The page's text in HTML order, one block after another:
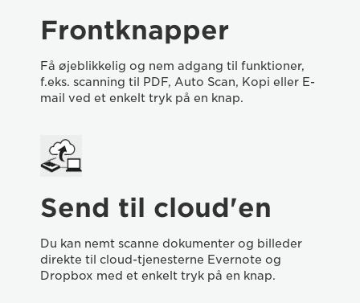
Frontknapper
Få øjeblikkelig og nem adgang til funktioner,
f.eks. scanning til PDF, Auto Scan, Kopi eller E-
mail ved et enkelt tryk på en knap.
Send til cloud'en
Du kan nemt scanne dokumenter og billeder
direkte til cloud-tjenesterne Evernote og
Dropbox med et enkelt tryk på en knap.